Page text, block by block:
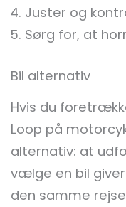
Juster og
Sørg for, at
Bil alternativ
Hvis du
Loop på
alternativ: at
vælge en bil
den samme